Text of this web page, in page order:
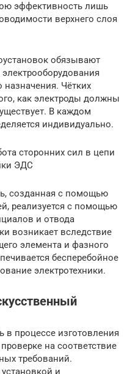
эффективность лишь
верхнего слоя
обязывают
Чётких
как электроды должны
В каждом
индивидуально.​
сторонних сил в цепи
ЭДС
созданная с помощью
реализуется с помощью
и отвода
возникает вследствие
элемента и фазного
бесперебойное
электротехники.
в процессе изготовления
на соответствие
требований.
и